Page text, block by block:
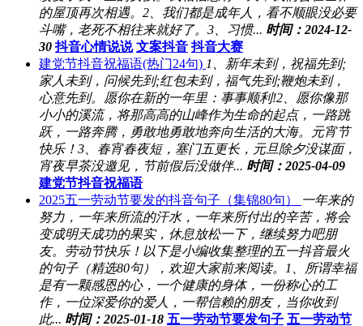
的屋顶再次相遇。2、我们都是成年人，看不顺眼没必要
斗嘴，老死不相往来就好了。3、习惯... 时间：2024-12-
30 抖音心情说说 文案抖音 抖音大赛
建党节抖音祝福语(热门24句) 1、新年未到，祝福先到;
家人未到，问候先到;红包未到，福气先到;鞭炮未到，
心意先到。愿你在新的一年里：事事顺利!2、愿你像那
小小的溪流，将那高高的山峰作为生命的起点，一路跳
跃，一路奔腾，勇敢地勇敢地奔向生活的大海。元宵节
快乐！3、春宵春夜短，塞门五更长，元旦除夕没谋面，
宵夜早茶没邀见，节前假后没做伴... 时间：2025-04-09
建党节抖音祝福语
2025五一劳动节要发的抖音句子（集锦80句）
一年来的
努力，一年来所流的汗水，一年来所付出的辛苦，将会
变成明天成功的果实，休息放松一下，继续努力吧朋
友。劳动节快乐！以下是小编收集整理的五一抖音最火
的句子（精选80句），欢迎大家前来阅读。1、所谓幸福
是有一颗感恩的心，一个健康的身体，一份称心的工
作，一位深爱你的爱人，一帮信赖的朋友，当你收到
此... 时间：2025-01-18 五一劳动节要发句子 五一劳动节